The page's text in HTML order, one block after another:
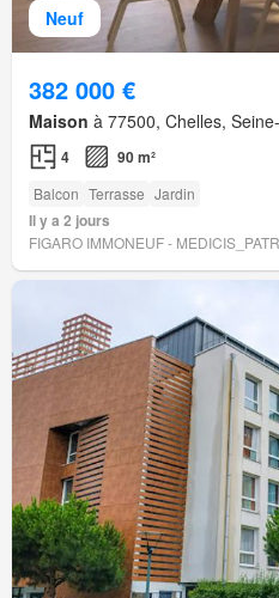
Neuf
382 000 €
Maison à 77500, Chelles,
4 90 m²
Balcon Terrasse Jardin
Il y a 2 jours
FIGARO IMMONEUF -